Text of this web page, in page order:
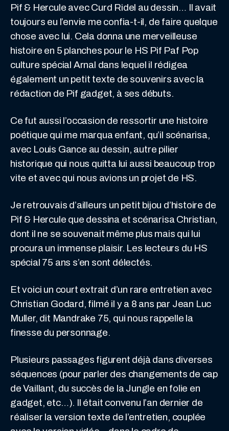
Pif & Hercule avec Curd Ridel au dessin… Il avait
toujours eu l’envie me confia-t-il, de faire quelque
chose avec lui. Cela donna une merveilleuse
histoire en 5 planches pour le HS Pif Paf Pop
culture spécial Arnal dans lequel il rédigea
également un petit texte de souvenirs avec la
rédaction de Pif gadget, à ses débuts.
Ce fut aussi l’occasion de ressortir une histoire
poétique qui me marqua enfant, qu’il scénarisa,
avec Louis Gance au dessin, autre pilier
historique qui nous quitta lui aussi beaucoup trop
vite et avec qui nous avions un projet de HS.
Je retrouvais d’ailleurs un petit bijou d’histoire de
Pif & Hercule que dessina et scénarisa Christian,
dont il ne se souvenait même plus mais qui lui
procura un immense plaisir. Les lecteurs du HS
spécial 75 ans s’en sont délectés.
Et voici un court extrait d’un rare entretien avec
Christian Godard, filmé il y a 8 ans par Jean Luc
Muller, dit Mandrake 75, qui nous rappelle la
finesse du personnage.
Plusieurs passages figurent déjà dans diverses
séquences (pour parler des changements de cap
de Vaillant, du succès de la Jungle en folie en
gadget, etc…). Il était convenu l’an dernier de
réaliser la version texte de l’entretien, couplée